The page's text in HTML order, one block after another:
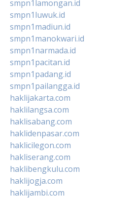
smpn1lamongan.id
smpn1luwuk.id
smpn1madiun.id
smpn1manokwari.id
smpn1narmada.id
smpn1pacitan.id
smpn1padang.id
smpn1pailangga.id
haklijakarta.com
haklilangsa.com
haklisabang.com
haklidenpasar.com
haklicilegon.com
hakliserang.com
haklibengkulu.com
haklijogja.com
haklijambi.com